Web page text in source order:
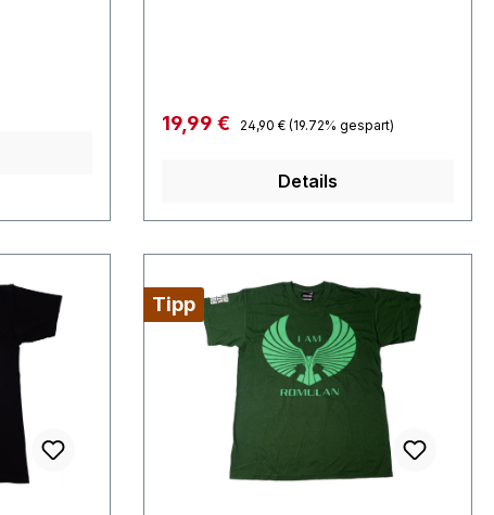
Verkaufspreis:
19,99 € Regulärer Preis:
24,90 € (19.72% gespart)
Details
Tipp